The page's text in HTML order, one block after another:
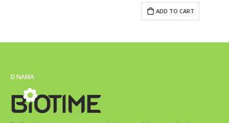
ADD TO CART
O NAMA